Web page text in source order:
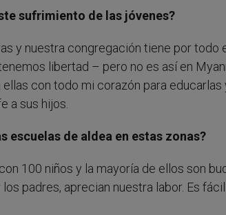
sufrimiento de las jóvenes?
y nuestra congregación tiene por todo
libertad – pero no es así en
con todo mi corazón para
a sus hijos.
escuelas de aldea en estas zonas?
100 niños y la mayoría de ellos son
padres, aprecian nuestra labor. Es